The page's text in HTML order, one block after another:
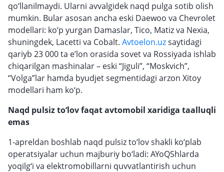
qo‘llanilmaydi. Ularni avvalgidek naqd pulga sotib olish
mumkin. Bular asosan ancha eski Daewoo va Chevrolet
modellari: ko‘p yurgan Damaslar, Tico, Matiz va Nexia,
shuningdek, Lacetti va Cobalt. Avtoelon.uzsaytidagi
qariyb 23 000 ta e’lon orasida sovet va Rossiyada ishlab
chiqarilgan mashinalar – eski “Jiguli”, “Moskvich”,
“Volga”lar hamda byudjet segmentidagi arzon Xitoy
modellari ham ko‘p.
Naqd pulsiz to‘lov faqat avtomobil xaridiga taalluqli
emas
1-apreldan boshlab naqd pulsiz to‘lov shakli ko‘plab
operatsiyalar uchun majburiy bo‘ladi: AYoQShlarda
yoqilg‘i va elektromobillarni quvvatlantirish uchun